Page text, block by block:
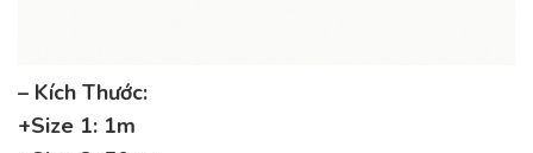
– Kích Thước:
+Size 1: 1m